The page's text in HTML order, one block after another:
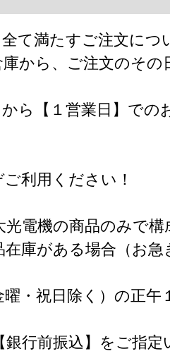
て満たすご注文につ
庫から、ご注文のそ
ら【１営業日】での
利用ください！
電機の商品のみで構
庫がある場合（お急
・祝日除く）の正午
行前振込】をご指定